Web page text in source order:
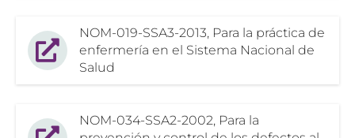
NOM-019-SSA3-2013, Para la práctica de
enfermería en el Sistema Nacional de
Salud
NOM-034-SSA2-2002, Para la